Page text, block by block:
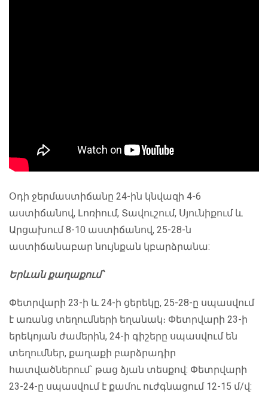
Օդի ջերմաստիճանը 24-ին կնվազի 4-6
աստիճանով, Լոռիում, Տավուշում, Սյունիքում և
Արցախում 8-10 աստիճանով, 25-28-ն
աստիճանաբար նույնքան կբարձրանա:
Երևան քաղաքում՝
Փետրվարի 23-ի և 24-ի ցերեկը, 25-28-ը սպասվում
է առանց տեղումների եղանակ։ Փետրվարի 23-ի
երեկոյան ժամերին, 24-ի գիշերը սպասվում են
տեղումներ, քաղաքի բարձրադիր
հատվածներում` թաց ձյան տեսքով: Փետրվարի
23-24-ը սպասվում է քամու ուժգնացում 12-15 մ/վ: